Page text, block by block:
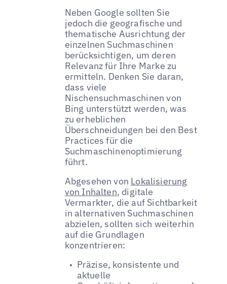
Neben Google sollten Sie
jedoch die geografische und
thematische Ausrichtung der
einzelnen Suchmaschinen
berücksichtigen, um deren
Relevanz für Ihre Marke zu
ermitteln. Denken Sie daran,
dass viele
Nischensuchmaschinen von
Bing unterstützt werden, was
zu erheblichen
Überschneidungen bei den Best
Practices für die
Suchmaschinenoptimierung
führt.
Abgesehen von Lokalisierung
von Inhalten, digitale
Vermarkter, die auf Sichtbarkeit
in alternativen Suchmaschinen
abzielen, sollten sich weiterhin
auf die Grundlagen
konzentrieren:
Präzise, konsistente und
aktuelle